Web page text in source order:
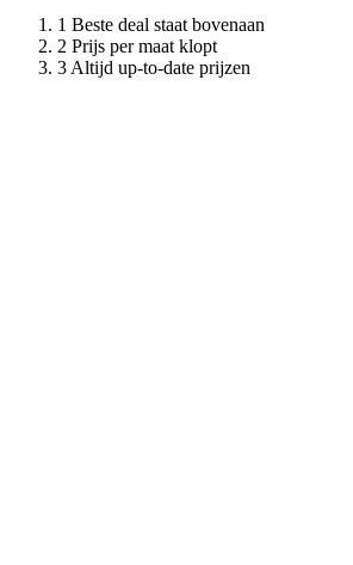
Beste deal staat bovenaan
Prijs per maat klopt
Altijd up-to-date prijzen